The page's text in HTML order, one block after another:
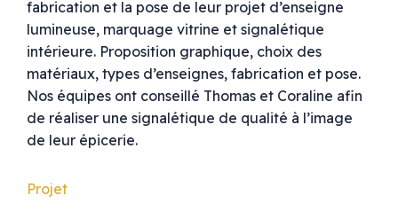
fabrication et la pose de leur projet d’enseigne
lumineuse, marquage vitrine et signalétique
intérieure. Proposition graphique, choix des
matériaux, types d’enseignes, fabrication et pose.
Nos équipes ont conseillé Thomas et Coraline afin
de réaliser une signalétique de qualité à l’image
de leur épicerie.
Projet